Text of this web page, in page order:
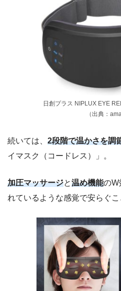
日創プラス NIPLUX EYE
（出典：
続いては、 2段階で温かさを調
イマスク（コードレス）」。
加圧マッサージと温め機能のW
れているような感覚で安らぐこ